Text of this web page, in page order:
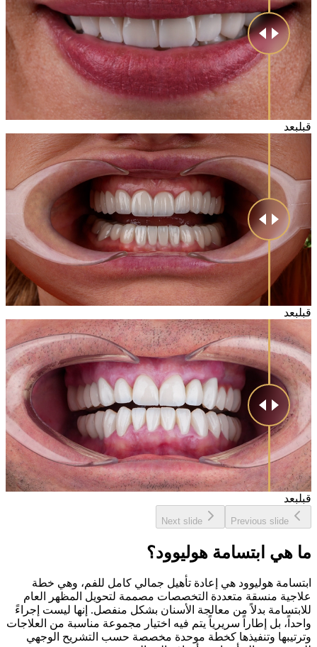
قبلبعد
قبلبعد
قبلبعد
Previous slide
Next slide
ما هي ابتسامة هوليوود؟
ابتسامة هوليوود هي إعادة تأهيل جمالي كامل للفم، وهي خطة
علاجية منسقة متعددة التخصصات مصممة لتحويل المظهر العام
للابتسامة بدلاً من معالجة الأسنان بشكل منفصل. إنها ليست إجراءً
واحداً، بل إطاراً سريرياً يتم فيه اختيار مجموعة مناسبة من العلاجات
وترتيبها وتنفيذها كخطة موحدة مخصصة حسب التشريح الوجهي